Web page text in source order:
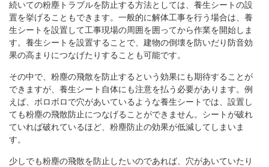
続いての粉塵トラブルを防止する方法としては、養生シートの設
置を挙げることもできます。一般的に解体工事を行う場合は、養
生シートを設置して工事現場の周囲を囲ってから作業を開始しま
す。養生シートを設置することで、建物の倒壊を防いだり防音効
果の高まりにつなげたりすることも可能です。
その中で、粉塵の飛散を防止するという効果にも期待することが
できますが、養生シート自体にも注意を払う必要があります。例
えば、ボロボロで穴があいているような養生シートでは、設置し
ても粉塵の飛散防止につなげることができません。シートが破れ
ていれば破れているほど、粉塵防止の効果が低減してしまいま
す。
少しでも粉塵の飛散を防止したいのであれば、穴があいていたり